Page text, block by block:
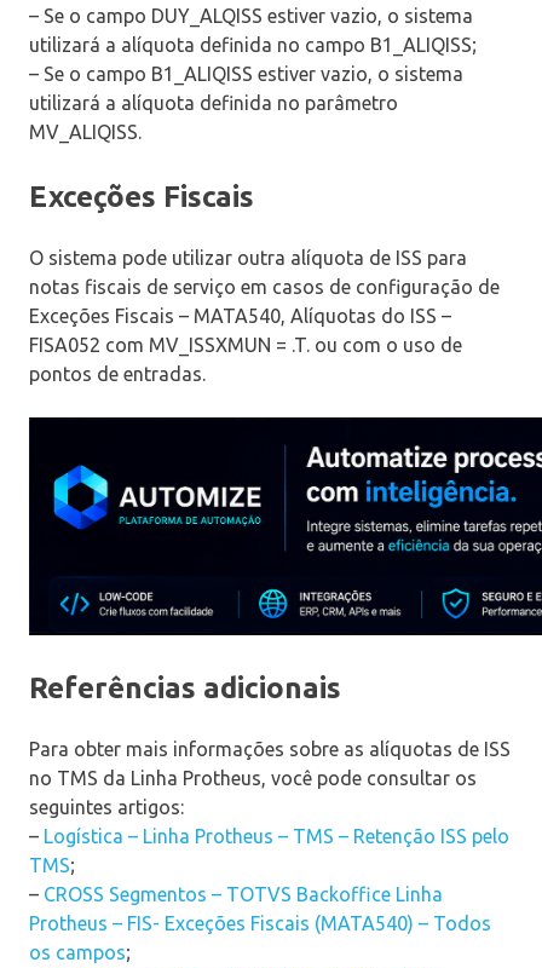
– Se o campo DUY_ALQISS estiver vazio, o sistema
utilizará a alíquota definida no campo B1_ALIQISS;
– Se o campo B1_ALIQISS estiver vazio, o sistema
utilizará a alíquota definida no parâmetro
MV_ALIQISS.
Exceções Fiscais
O sistema pode utilizar outra alíquota de ISS para
notas fiscais de serviço em casos de configuração de
Exceções Fiscais – MATA540, Alíquotas do ISS –
FISA052 com MV_ISSXMUN = .T. ou com o uso de
pontos de entradas.
Referências adicionais
Para obter mais informações sobre as alíquotas de ISS
no TMS da Linha Protheus, você pode consultar os
seguintes artigos:
– Logística – Linha Protheus – TMS – Retenção ISS pelo
TMS;
– CROSS Segmentos – TOTVS Backoffice Linha
Protheus – FIS- Exceções Fiscais (MATA540) – Todos
os campos;